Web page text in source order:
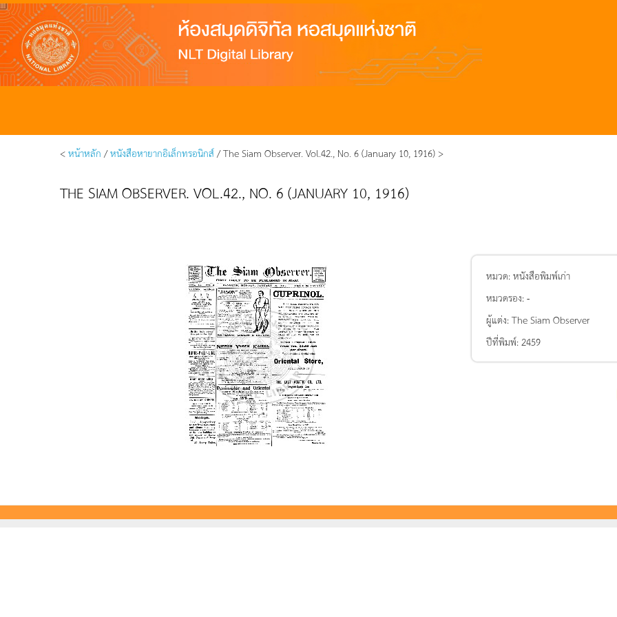
<หน้าหลัก /หนังสือหายากอิเล็กทรอนิกส์/ The Siam Observer. Vol.42., No. 6 (January 10, 1916) >
THE SIAM OBSERVER. VOL.42., NO. 6 (JANUARY 10, 1916)
หมวด:หนังสือพิมพ์เก่า
หมวดรอง:-
ผู้แต่ง:The Siam Observer
ปีที่พิมพ์:2459